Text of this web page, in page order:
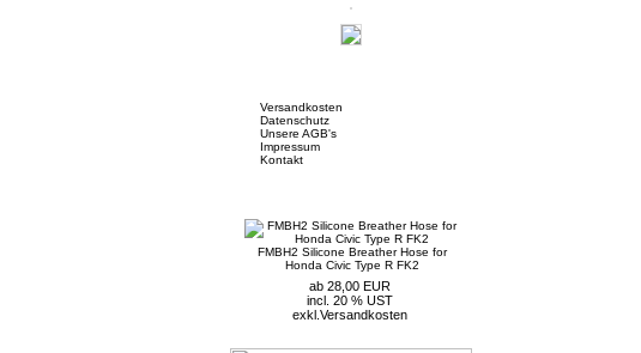
Versandkosten
Datenschutz
Unsere AGB's
Impressum
Kontakt
FMBH2 Silicone Breather Hose for
Honda Civic Type R FK2
ab 28,00 EUR
incl. 20 % UST
exkl. Versandkosten